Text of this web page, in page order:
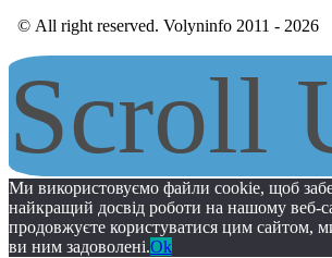
© All right reserved. Volyninfo 2011 - 2026
Scroll
Ми використовуємо файли cookie, щоб
найкращий досвід роботи на нашому веб-
продовжуєте користуватися цим сайтом,
ви ним задоволені.Ok